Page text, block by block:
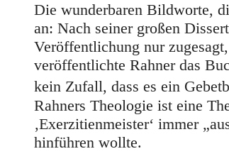
Die wunderbaren Bildworte,
an: Nach seiner großen
Veröffentlichung nur
veröffentlichte Rahner das
kein Zufall, dass es ein
Rahners Theologie ist eine
‚Exerzitienmeister‘ immer
hinführen wollte.